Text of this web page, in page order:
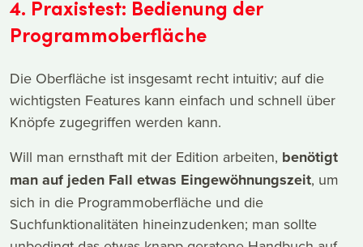
4. Praxistest: Bedienung der
Programmoberfläche
Die Oberfläche ist insgesamt recht intuitiv; auf die
wichtigsten Features kann einfach und schnell über
Knöpfe zugegriffen werden kann.
Will man ernsthaft mit der Edition arbeiten, benötigt
man auf jeden Fall etwas Eingewöhnungszeit, um
sich in die Programmoberfläche und die
Suchfunktionalitäten hineinzudenken; man sollte